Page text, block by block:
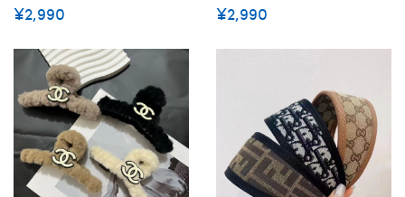
イブランドシュシュ存在感
ブランド
¥2,990
り 仕事 オフィス 滑り止め
ュアル ヘッドバンド お風呂
¥2,990